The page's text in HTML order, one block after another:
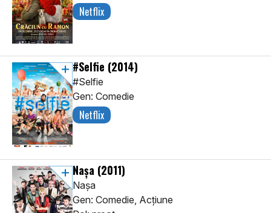
Netflix
#Selfie (2014)
#Selfie
Gen: Comedie
Netflix
Nașa (2011)
Nașa
Gen: Comedie, Acţiune